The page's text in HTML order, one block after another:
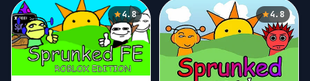
4.8 4.8